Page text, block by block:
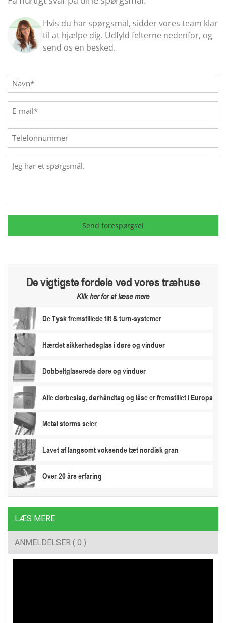
Hvis du har spørgsmål, sidder vores team klar
til at hjælpe dig. Udfyld felterne nedenfor, og
send os en besked.
Name(Påkrævet)
E-
mail(Påkrævet)
Phone
Message
Send forespørgsel
De vigtigste fordele ved vores træhuse
Klik her for at læse mere
De Tysk fremstillede tilt & turn-systemer
Hærdet sikkerhedsglas i døre og vinduer
Dobbeltglaserede døre og vinduer
Alle dørbeslag, dørhåndtag og låse er fremstillet i Europa
Metal storms seler
Lavet af langsomt voksende tæt nordisk gran
Over 20 års erfaring
LÆS MERE
ANMELDELSER ( 0 )